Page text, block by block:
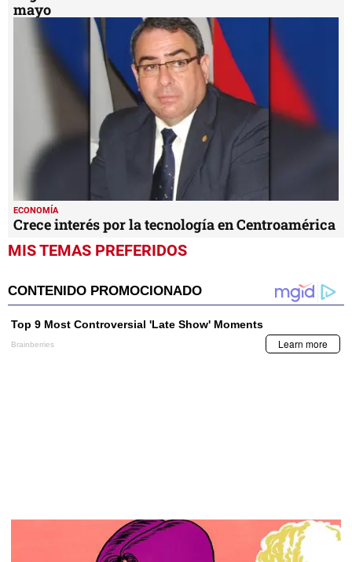
mayo
ECONOMÍA
Crece interés por la tecnología en Centroamérica
MIS TEMAS PREFERIDOS